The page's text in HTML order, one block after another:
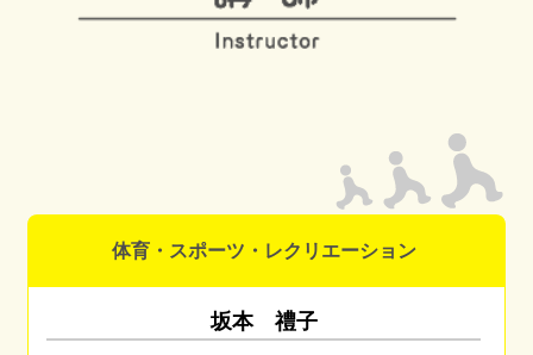
体育・スポーツ・レクリエーション
坂本 禮子